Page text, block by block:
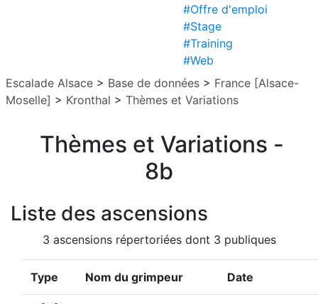
#Offre d'emploi
#Stage
#Training
#Web
Escalade Alsace > Base de données > France [Alsace-
Moselle] > Kronthal > Thèmes et Variations
Thèmes et Variations -
8b
Liste des ascensions
3 ascensions répertoriées dont 3 publiques
Type Nom du grimpeur Date